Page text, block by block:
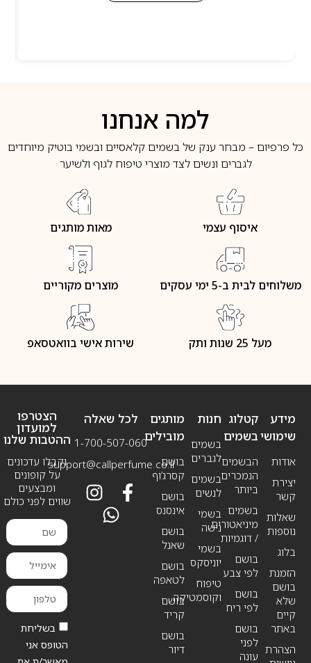
למה אנחנו
כל פרפיום – מבחר ענק של בשמים קלאסיים ובשמי בוטיק מיוחדים
לגברים ונשים לצד מוצרי טיפוח לגוף ולשיער
איסוף עצמי מאות מותגים
משלוחים לבית ב-5 ימי עסקים מוצרים מקוריים
מעל 25 שנות ותק שירות אישי בוואטסאפ
מידע
שימושי
אודות
יצירת
קשר
שאלות
נוספות
בלוג
הזמנת
בושם
שלא
קיים
באתר
הצהרת
חנות
בשמים
לגברים
בשמים
לנשים
בשמי
נישה
בשמי
יוניסקס
טיפוח
וקוסמטיקה
קטלוג
בשמים
הבשמים
הנמכרים
ביותר
בשמים
מיניאטורים
/ דוגמיות
בושם
לפי צבע
בושם
לפי ריח
בושם
לפני
עונה
מותגים
מובילים
בושם
קסרג’וף
בושם
אינסנס
בושם
שאנל
בושם
לטאפה
בושם
קריד
בושם
דיור
לכל שאלה
1-700-507-060
support@callperfume.co.il
הצטרפו
למועדון
ההטבות שלנו
וקבלו עדכונים
על קופונים
ומבצעים
שווים לפני כולם
בשליחת
הטופס אני